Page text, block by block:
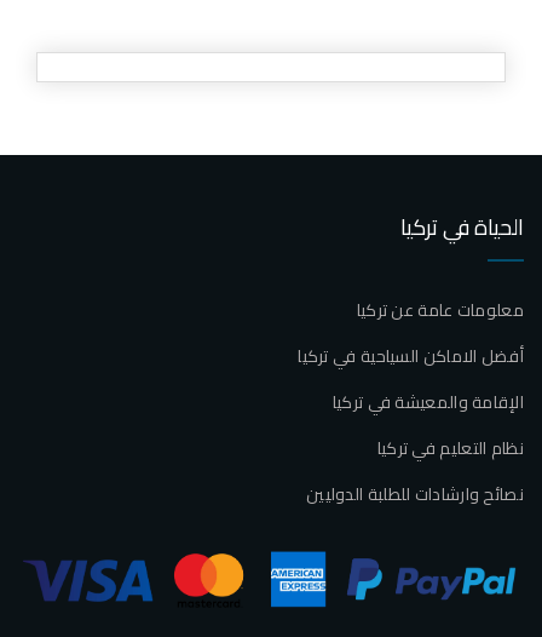
الحياة في تركيا
معلومات عامة عن تركيا
أفضل الاماكن السياحية في تركيا
الإقامة والمعيشة في تركيا
نظام التعليم في تركيا
نصائح وارشادات للطلبة الدوليين